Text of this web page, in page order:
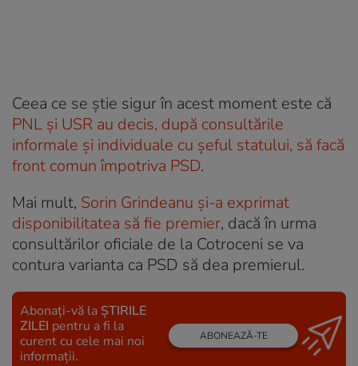
Ceea ce se știe sigur în acest moment este că
PNL și USR au decis, după consultările
informale și individuale cu șeful statului, să facă
front comun împotriva PSD.
Mai mult, Sorin Grindeanu și-a exprimat
disponibilitatea să fie premier, dacă în urma
consultărilor oficiale de la Cotroceni se va
contura varianta ca PSD să dea premierul.
Abonați-vă la ȘTIRILE
ZILEI pentru a fi la
curent cu cele mai noi
informații.
ABONEAZĂ-TE